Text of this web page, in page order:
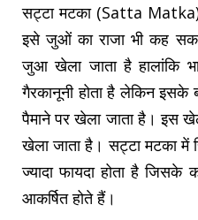
सट्टा मटका (Satta
इसे जुओं का राजा भी कह
जुआ खेला जाता है हालांकि
गैरकानूनी होता है लेकिन इसके
पैमाने पर खेला जाता है। इस
खेला जाता है। सट्टा मटका में
ज्यादा फायदा होता है
आकर्षित होते हैं।